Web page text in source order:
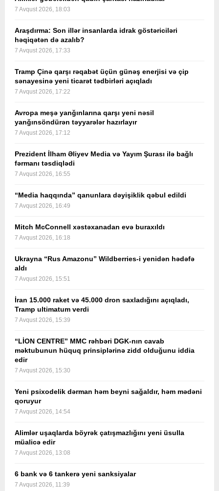
7 Avqust 2026, 18:03
Araşdırma: Son illər insanlarda idrak göstəriciləri
həqiqətən də azalıb?
7 Avqust 2026, 17:33
Tramp Çinə qarşı rəqabət üçün günəş enerjisi və çip
sənayesinə yeni ticarət tədbirləri açıqladı
7 Avqust 2026, 17:22
Avropa meşə yanğınlarına qarşı yeni nəsil
yanğınsöndürən təyyarələr hazırlayır
7 Avqust 2026, 17:12
Prezident İlham Əliyev Media və Yayım Şurası ilə bağlı
fərmanı təsdiqlədi
7 Avqust 2026, 16:55
“Media haqqında” qanunlara dəyişiklik qəbul edildi
7 Avqust 2026, 16:49
Mitch McConnell xəstəxanadan evə buraxıldı
7 Avqust 2026, 16:18
Ukrayna “Rus Amazonu” Wildberries-i yenidən hədəfə
aldı
7 Avqust 2026, 15:51
İran 15.000 raket və 45.000 dron saxladığını açıqladı,
Tramp ultimatum verdi
7 Avqust 2026, 15:39
“LİON CENTRE” MMC rəhbəri DGK-nın cavab
məktubunun hüquq prinsiplərinə zidd olduğunu iddia
edir
7 Avqust 2026, 15:30
Yeni psixodelik dərman həm beyni sağaldır, həm mədəni
qoruyur
7 Avqust 2026, 14:54
Alimlər uşaqlarda böyrək çatışmazlığını yeni üsulla
müalicə edir
7 Avqust 2026, 13:08
6 bank və 6 tankerə yeni sanksiyalar
7 Avqust 2026, 11:39